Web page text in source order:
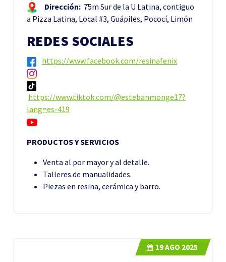
Dirección: 75m Sur de la U Latina, contiguo
a Pizza Latina, Local #3, Guápiles, Pococí, Limón
REDES SOCIALES
https://www.facebook.com/resinafenix
https://www.tiktok.com/@estebanmonge17?
lang=es-419
PRODUCTOS Y SERVICIOS
Venta al por mayor y al detalle.
Talleres de manualidades.
Piezas en resina, cerámica y barro.
19AGO 2025